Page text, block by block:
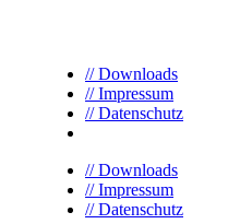
// Downloads
// Impressum
// Datenschutz
// Downloads
// Impressum
// Datenschutz